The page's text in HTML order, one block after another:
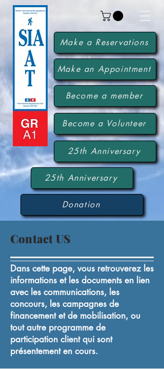
Make a Reservations
Make an Appointment
Donation
Become a member
Become a Volunteer
25th Anniversary
25th Anniversary
Contact US
Dans cette page, vous retrouverez les
informations et les documents en lien
avec les communications, les
concours, les campagnes de
financement et de mobilisation, ou
tout autre programme de
participation client qui sont
présentement en cours.